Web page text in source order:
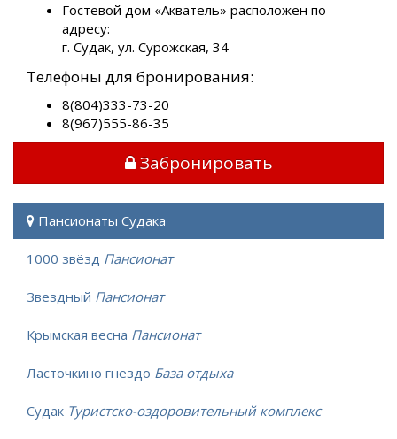
Гостевой дом «Акватель» расположен по
адресу:
г. Судак, ул. Сурожская, 34
Телефоны для бронирования:
8(804)333-73-20
8(967)555-86-35
Забронировать
Пансионаты Судака
1000 звёзд Пансионат
Звездный Пансионат
Крымская весна Пансионат
Ласточкино гнездо База отдыха
Судак Туристско-оздоровительный комплекс